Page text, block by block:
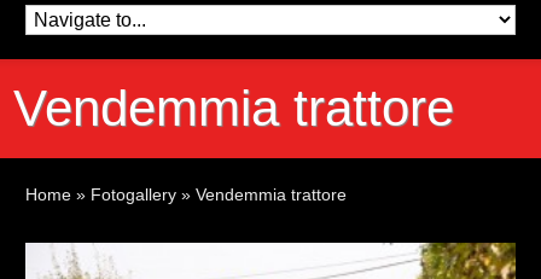
Vendemmia trattore
Home » Fotogallery » Vendemmia trattore